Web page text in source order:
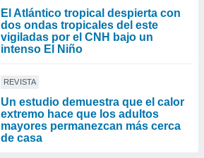
El Atlántico tropical despierta con
dos ondas tropicales del este
vigiladas por el CNH bajo un
intenso El Niño
REVISTA
Un estudio demuestra que el calor
extremo hace que los adultos
mayores permanezcan más cerca
de casa